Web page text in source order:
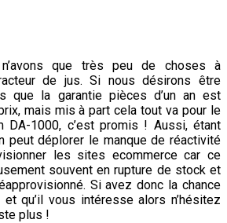
n’avons que très peu de choses à
de jus. Si nous désirons être
que la garantie pièces d’un an est
mais mis à part cela tout va pour le
DA-1000, c’est promis ! Aussi, étant
peut déplorer le manque de réactivité
les sites ecommerce car ce
souvent en rupture de stock et
Si avez donc la chance
qu’il vous intéresse alors n’hésitez
plus !